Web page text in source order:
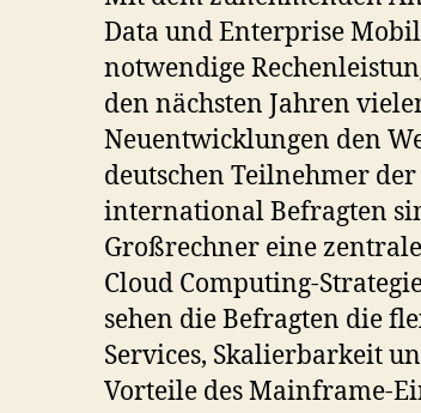
Data und Enterprise
notwendige
den nächsten Jahren
Neuentwicklungen den
deutschen Teilnehmer
international Befragten
Großrechner eine
Cloud Computing-
sehen die Befragten die
Services, Skalierbarkeit
Vorteile des Mainframe-